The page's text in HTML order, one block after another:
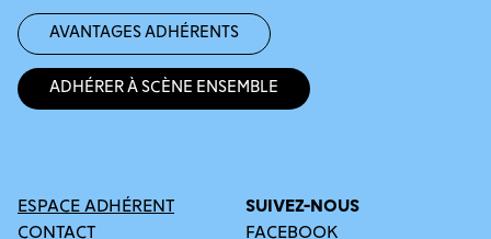
Avantages adhérents
Adhérer à Scène Ensemble
ESPACE ADHÉRENT
CONTACT
SUIVEZ-NOUS
FACEBOOK